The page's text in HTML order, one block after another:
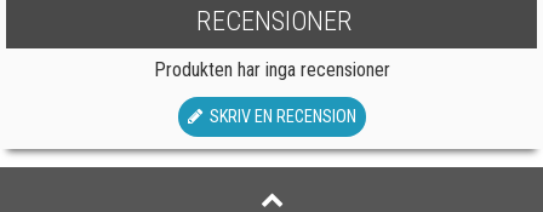
RECENSIONER
Produkten har inga recensioner
SKRIV EN RECENSION